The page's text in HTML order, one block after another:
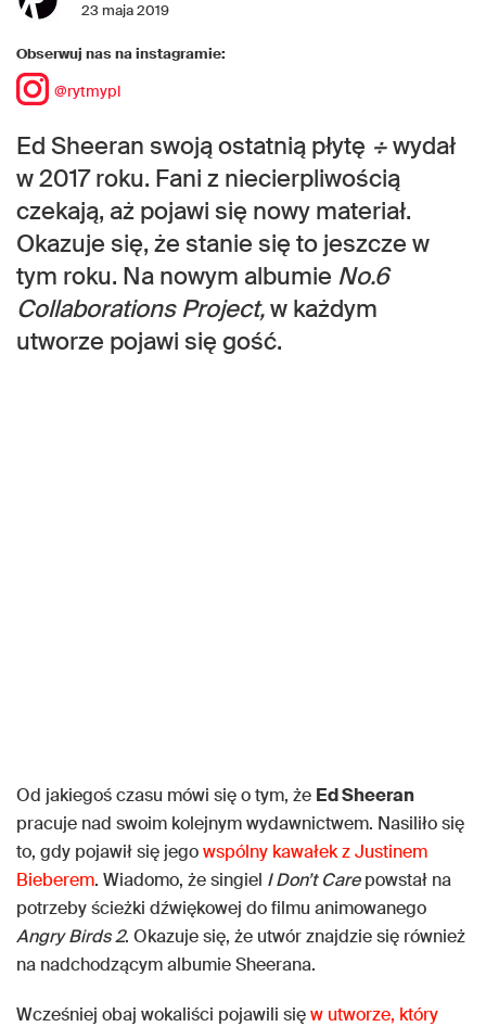
23 maja 2019
Obserwuj nas na instagramie:
@rytmypl
Ed Sheeran swoją ostatnią płytę ÷wydał
w 2017 roku. Fani z niecierpliwością
czekają, aż pojawi się nowy materiał.
Okazuje się, że stanie się to jeszcze w
tym roku. Na nowym albumie No.6
Collaborations Project,w każdym
utworze pojawi się gość.
Od jakiegoś czasu mówi się o tym, że Ed Sheeran
pracuje nad swoim kolejnym wydawnictwem. Nasiliło się
to, gdy pojawił się jegowspólny kawałek z Justinem
Bieberem. Wiadomo, że singiel I Don’t Carepowstał na
potrzeby ścieżki dźwiękowej do filmu animowanego
Angry Birds 2. Okazuje się, że utwór znajdzie się również
na nadchodzącym albumie Sheerana.
Wcześniej obaj wokaliści pojawili sięw utworze, który